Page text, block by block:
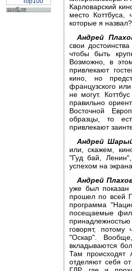
Карловарский
место Коттбуса,
которые я назвал?
Андрей
свои
чтобы быть
Возможно, в
привлекают
кино, но
французского
не могут.
правильно
Восточной
образцы, то
привлекают
Андрей
или, скажем,
"Гуд бай,
успехом на
Андрей
уже был
прошел по всей
программа
посещаемые
говорят,
"Оскар".
вкладываются
Там происходят
отделяют себя